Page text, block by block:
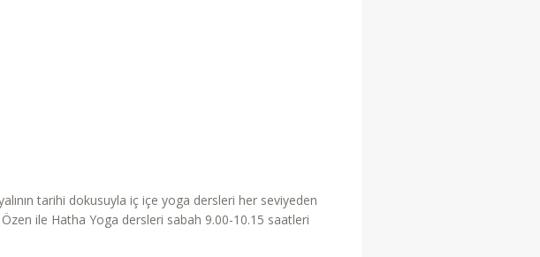
tarihi dokusuyla iç içe yoga dersleri her seviyeden
ile Hatha Yoga dersleri sabah 9.00-10.15 saatleri